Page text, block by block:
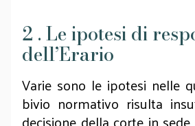
2 . Le ipotesi di
dell’Erario
Varie sono le ipotesi nelle
bivio normativo risulta